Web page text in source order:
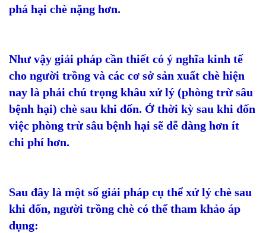
phá hại chè nặng hơn.
Như vậy giải pháp cần thiết có ý nghĩa kinh tế
cho người trồng và các cơ sở sản xuất chè hiện
nay là phải chú trọng khâu xử lý (phòng trừ sâu
bệnh hại) chè sau khi đốn. Ở thời kỳ sau khi đốn
việc phòng trừ sâu bệnh hại sẽ dễ dàng hơn ít
chi phí hơn.
Sau đây là một số giải pháp cụ thể xử lý chè sau
khi đốn, người trồng chè có thể tham khảo áp
dụng: